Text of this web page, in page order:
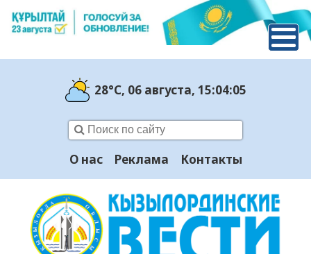
28°C, 06 августа, 15:04:06
О нас Реклама Контакты